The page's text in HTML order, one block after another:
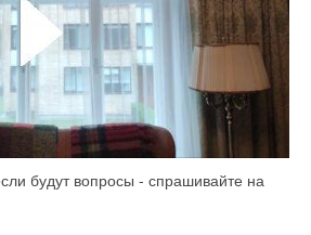
будут вопросы - спрашивайте на